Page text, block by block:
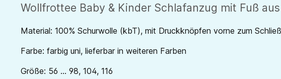
Wollfrottee Baby & Kinder Schlafanzug mit Fuß
Material: 100% Schurwolle (kbT), mit Druckknöpfen vorne zum
Farbe: farbig uni, lieferbar in weiteren Farben
Größe: 56 ... 98, 104, 116